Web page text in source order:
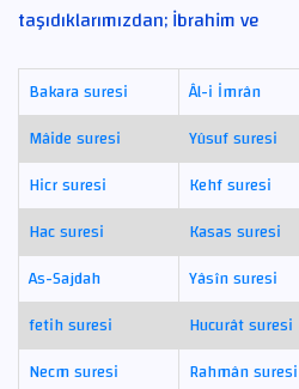
taşıdıklarımızdan; İbrahim ve
Bakara suresi Âl-i İmrân
Mâide suresi
Yûsuf suresi
Hicr suresi
Kehf suresi
Hac suresi
Kasas suresi
As-Sajdah
Yâsîn suresi
fetih suresi
Hucurât suresi
Necm suresi
Rahmân suresi